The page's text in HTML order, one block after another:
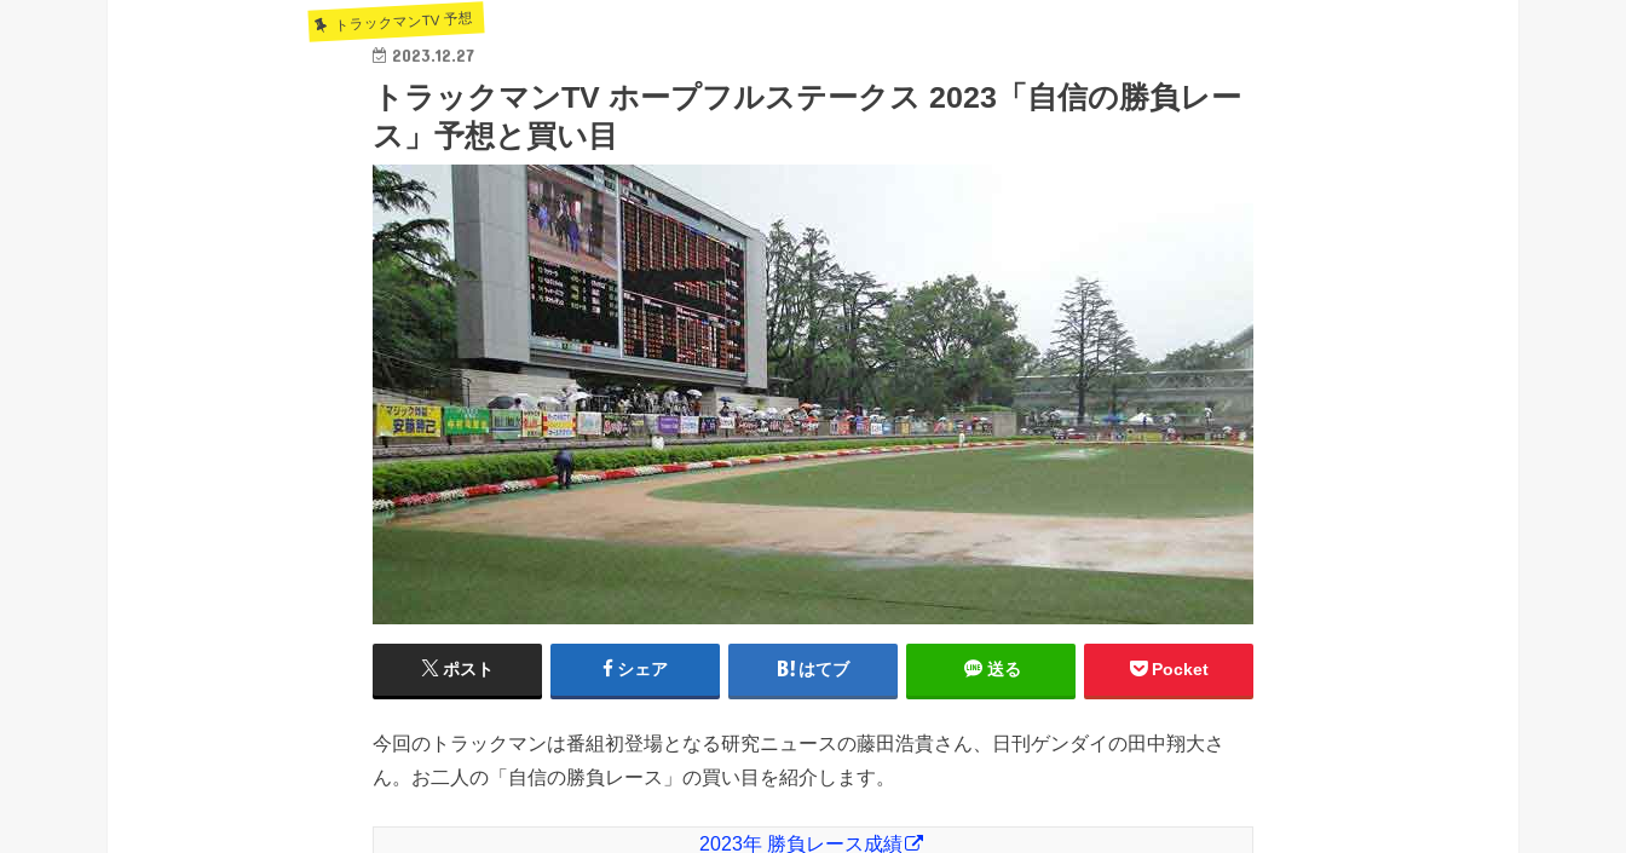
トラックマンTV 予想
2023.12.27
トラックマンTV ホープフルステークス 2023「自信の勝負レー
ス」予想と買い目
ポスト シェア はてブ 送る Pocket
今回のトラックマンは番組初登場となる研究ニュースの藤田浩貴さん、日刊ゲンダイの田中翔大さ
ん。お二人の「自信の勝負レース」の買い目を紹介します。
2023年 勝負レース成績